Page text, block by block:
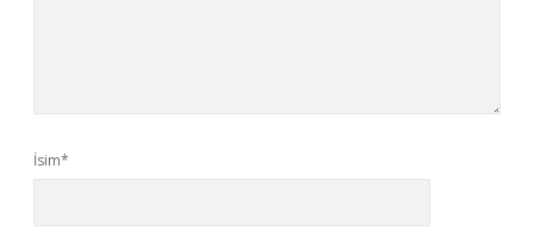
İsim*